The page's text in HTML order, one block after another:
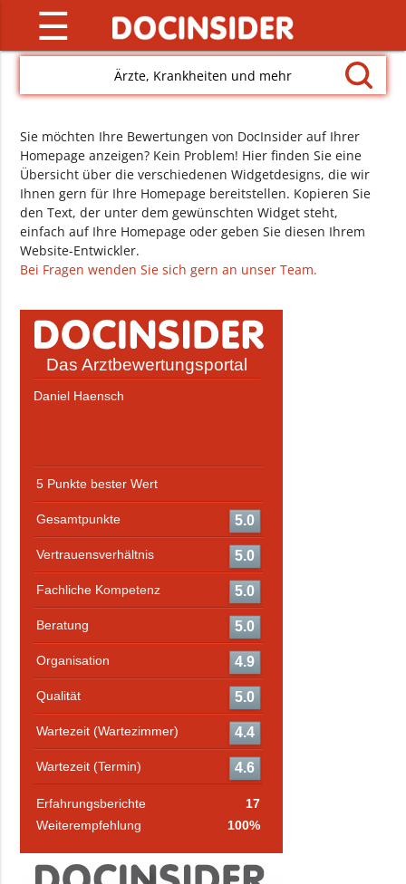
☰
Ärzte, Krankheiten und mehr
Sie möchten Ihre Bewertungen von DocInsider auf Ihrer
Homepage anzeigen? Kein Problem! Hier finden Sie eine
Übersicht über die verschiedenen Widgetdesigns, die wir
Ihnen gern für Ihre Homepage bereitstellen. Kopieren Sie
den Text, der unter dem gewünschten Widget steht,
einfach auf Ihre Homepage oder geben Sie diesen Ihrem
Website-Entwickler.
Bei Fragen wenden Sie sich gern an unser Team.